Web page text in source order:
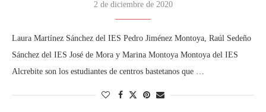
2 de diciembre de 2020
Laura Martínez Sánchez del IES Pedro Jiménez Montoya, Raúl Sedeño
Sánchez del IES José de Mora y Marina Montoya Montoya del IES
Alcrebite son los estudiantes de centros bastetanos que …